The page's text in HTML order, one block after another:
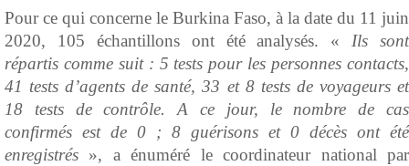
Pour ce qui concerne le Burkina Faso, à la date du 11 juin
2020, 105 échantillons ont été analysés. «Ils sont
répartis comme suit : 5 tests pour les personnes contacts,
41 tests d’agents de santé, 33 et 8 tests de voyageurs et
18 tests de contrôle. A ce jour, le nombre de cas
confirmés est de 0 ; 8 guérisons et 0 décès ont été
enregistrés », a énuméré le coordinateur national par